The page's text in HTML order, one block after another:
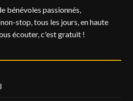
bénévoles passionnés,
stop, tous les jours, en haute
écouter, c'est gratuit !